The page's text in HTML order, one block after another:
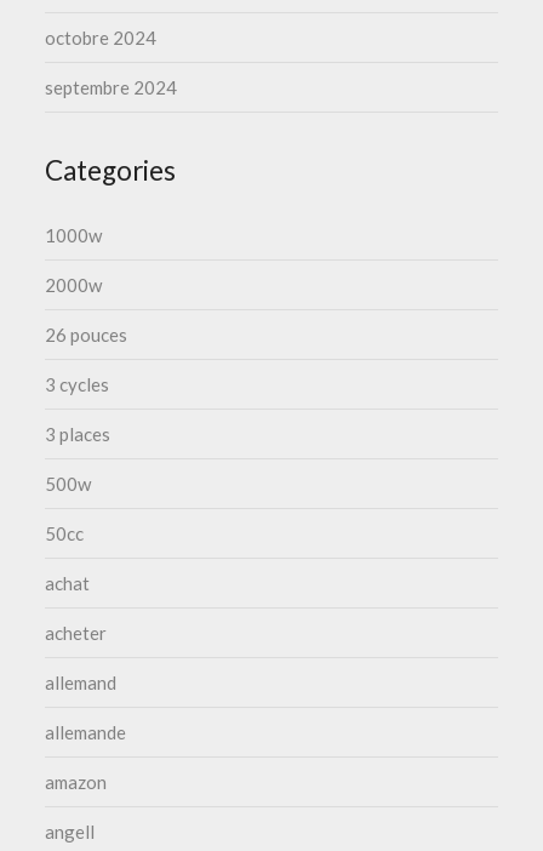
octobre 2024
septembre 2024
Categories
1000w
2000w
26 pouces
3 cycles
3 places
500w
50cc
achat
acheter
allemand
allemande
amazon
angell